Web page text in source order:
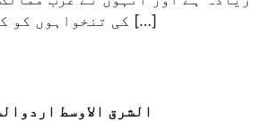
کی تنخواہوں کو کم اور حکومت کی […]
الشرق الاوسط